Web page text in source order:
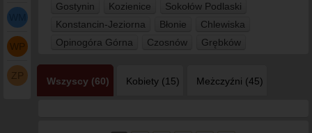
WP
Gostynin
Kozienice
Sokołów Podlaski
Konstancin-Jeziorna
Błonie
Chlewiska
Opinogóra Górna
Czosnów Grębków
Wszyscy (60) Kobiety (15) Meżczyźni (45)